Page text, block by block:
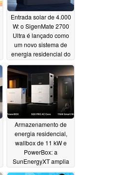
Entrada solar de 4.000
W: o SigenMate 2700
Ultra é lançado como
um novo sistema de
energia residencial do
06/24/2026
Armazenamento de
energia residencial,
wallbox de 11 kW e
PowerBox: a
SunEnergyXT amplia